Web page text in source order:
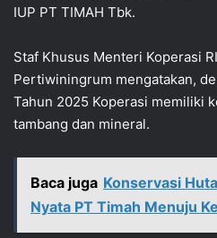
IUP PT TIMAH Tbk.
Staf Khusus Menteri Koperasi
Pertiwiningrum mengatakan,
Tahun 2025 Koperasi memiliki
tambang dan mineral.
Baca juga Konservasi
Nyata PT Timah Menuju